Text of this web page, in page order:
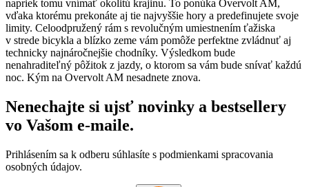
napriek tomu vnímať okolitú krajinu. To ponúka Overvolt AM,
vďaka ktorému prekonáte aj tie najvyššie hory a predefinujete svoje
limity. Celoodpružený rám s revolučným umiestnením ťažiska
v strede bicykla a blízko zeme vám pomôže perfektne zvládnuť aj
technicky najnáročnejšie chodníky. Výsledkom bude
nenahraditeľný pôžitok z jazdy, o ktorom sa vám bude snívať každú
noc. Kým na Overvolt AM nesadnete znova.
Nenechajte si ujsť novinky a bestsellery
vo Vašom e-maile.
Prihlásením sa k odberu súhlasíte s podmienkami spracovania
osobných údajov.